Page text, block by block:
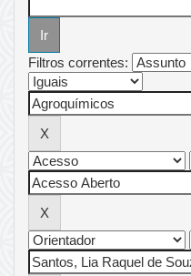
Filtros correntes: